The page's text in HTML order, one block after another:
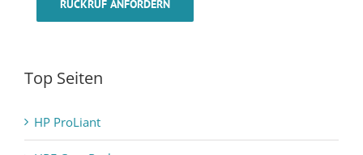
RÜCKRUF ANFORDERN
Top Seiten
HP ProLiant